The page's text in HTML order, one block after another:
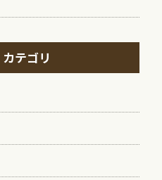
カテゴリ